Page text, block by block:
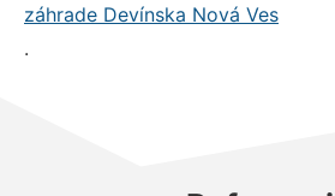
záhrade Devínska Nová Ves
.